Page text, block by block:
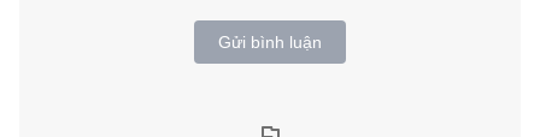
Gửi bình luận